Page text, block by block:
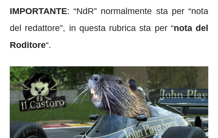
IMPORTANTE: “NdR” normalmente sta per “nota
del redattore”, in questa rubrica sta per “nota del
Roditore“.